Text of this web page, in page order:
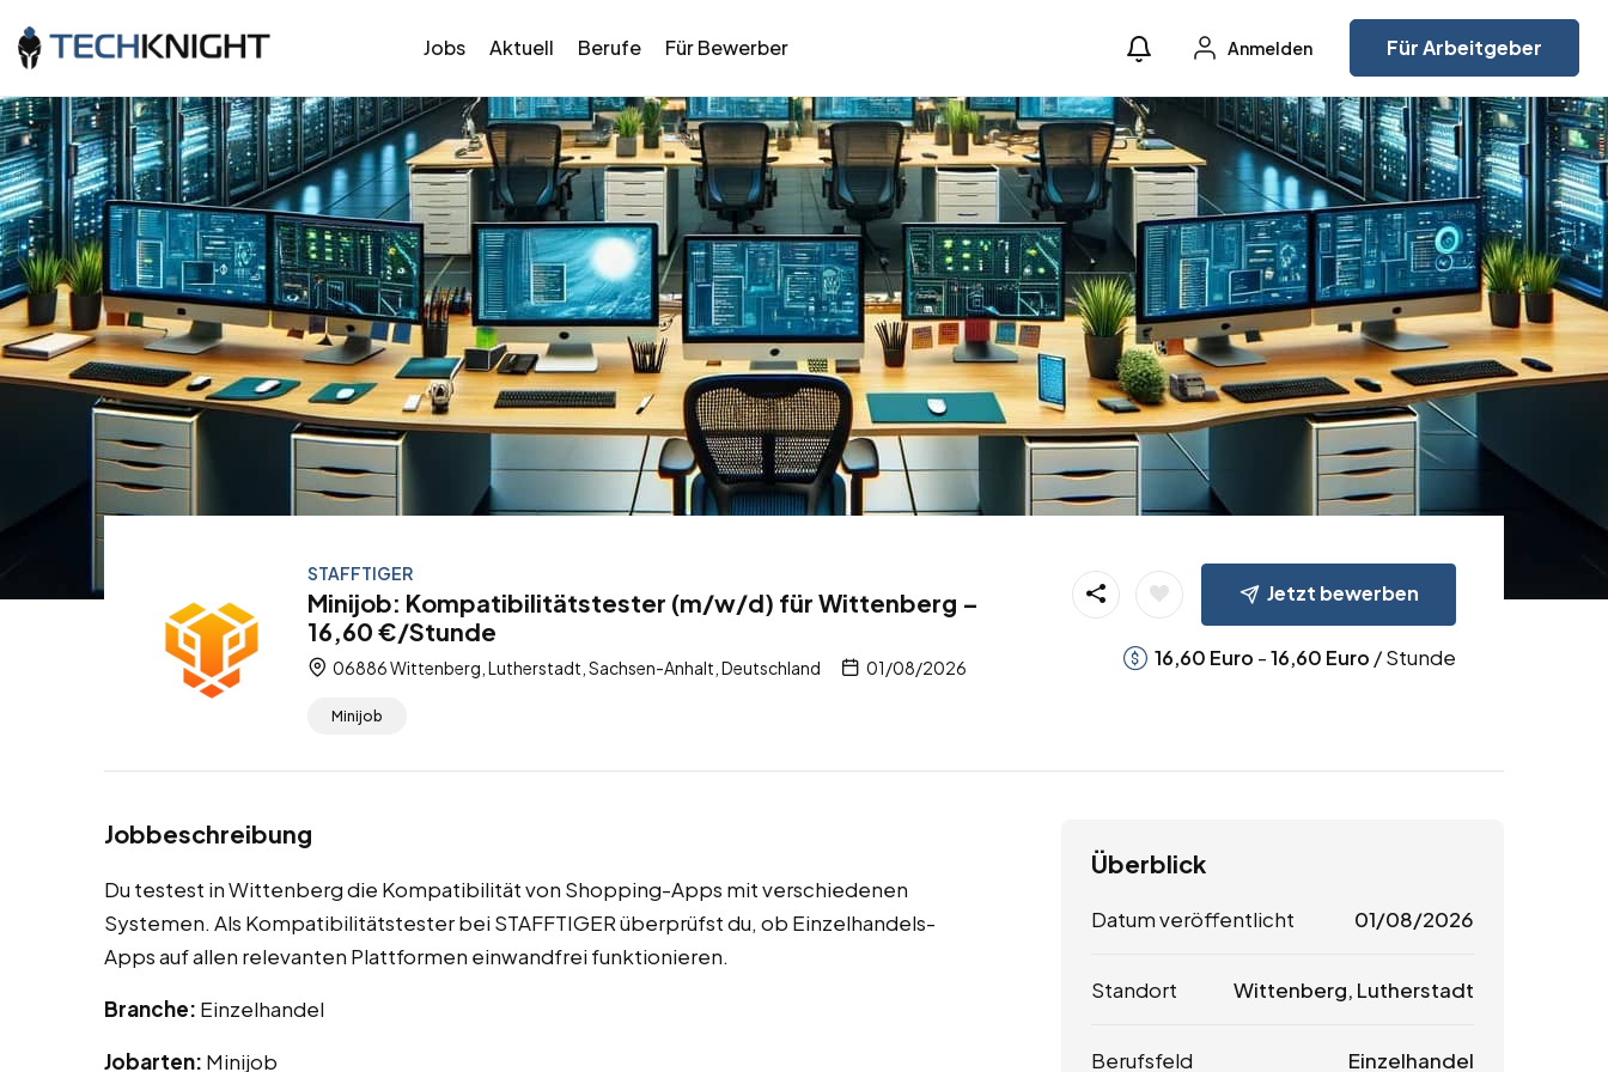
Jobs Aktuell Berufe Für Bewerber Anmelden Für Arbeitgeber
STAFFTIGER
Minijob: Kompatibilitätstester (m/w/d) für Wittenberg –
16,60 €/Stunde
06886 Wittenberg, Lutherstadt, Sachsen-Anhalt, Deutschland 01/08/2026
Minijob
Jetzt bewerben
16,60 Euro -16,60 Euro / Stunde
Jobbeschreibung
Du testest in Wittenberg die Kompatibilität von Shopping-Apps mit verschiedenen
Systemen. Als Kompatibilitätstester bei STAFFTIGER überprüfst du, ob Einzelhandels-
Apps auf allen relevanten Plattformen einwandfrei funktionieren.
Branche: Einzelhandel
Jobarten: Minijob
Überblick
Datum veröffentlicht 01/08/2026
Standort Wittenberg, Lutherstadt
Berufsfeld Einzelhandel